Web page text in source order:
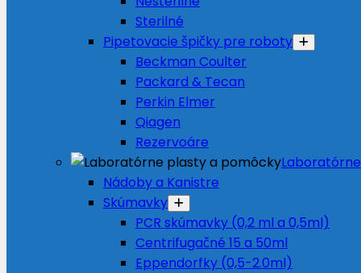
Sterilné
Pipetovacie špičky pre roboty
Beckman Coulter
Packard & Tecan
Perkin Elmer
Qiagen
Rezervoáre
Nádoby a Kanistre
Skúmavky
PCR skúmavky (0,2 ml a 0,5ml)
Centrifugačné 15 a 50ml
Eppendorfky (0,5-2.0ml)